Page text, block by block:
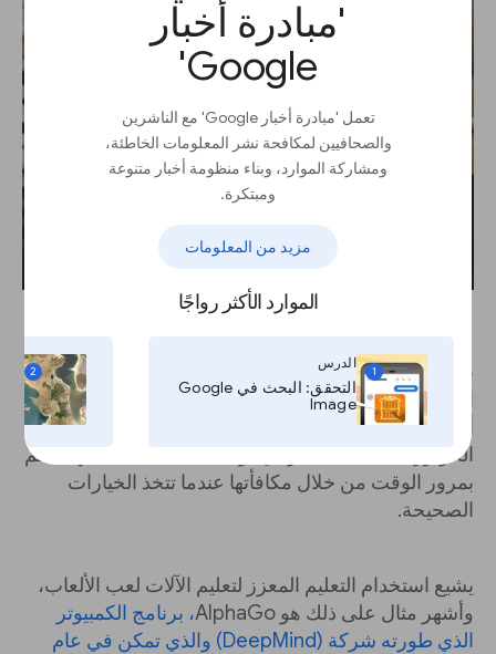
'مبادرة أخبار
Google'
تعمل 'مبادرة أخبار Google' مع الناشرين
والصحافيين لمكافحة نشر المعلومات الخاطئة،
ومشاركة الموارد، وبناء منظومة أخبار متنوعة
ومبتكرة.
مزيد من المعلومات
الموارد الأكثر رواجًا
1
الدرس
التحقق: البحث في Google
Image
2
بيانات مصنفة، وإنما يعتمد على فكرة معرفة الإجراءات
التي يجب اتخاذها من خلال التجربة والخطأ، أو بعبارة
أخرى: من خلال ارتكاب الأخطاء. في البداية تعمل
الخوارزمية بشكل عشوائي، وتستكشف البيئة، لكنها تتعلم
بمرور الوقت من خلال مكافأتها عندما تتخذ الخيارات
الصحيحة.
يشيع استخدام التعليم المعزز لتعليم الآلات لعب الألعاب،
وأشهر مثال على ذلك هو AlphaGo
، برنامج الكمبيوتر
الذي طورته شركة (DeepMind) والذي تمكن في عام